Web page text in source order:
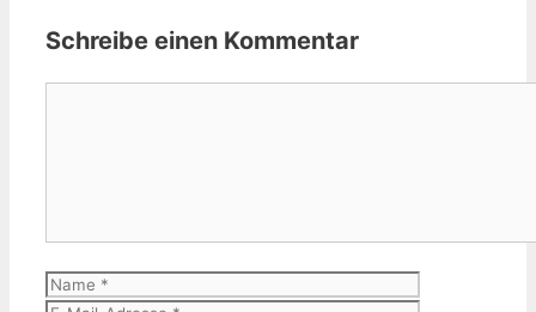
Schreibe einen Kommentar
Name